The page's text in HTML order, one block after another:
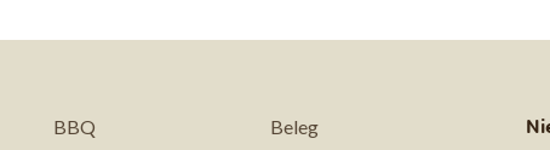
BBQ
Beleg